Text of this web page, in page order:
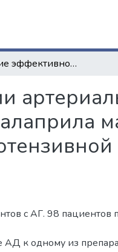
Сравнение эффективности терапии артериальной гипертензии амлодипином, метопрололом и эналаприла малеатом у пациентов старшей возрастной группы с гипотензивной ортостатической реакцией
с АГ. 98
АД к одному из